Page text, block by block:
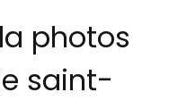
photos
saint-